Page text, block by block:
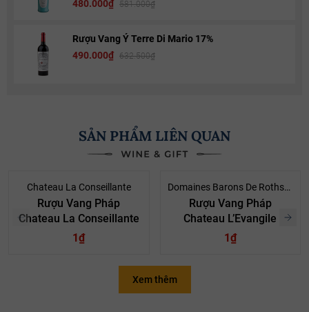
480.000₫ 581.000₫
Rượu Vang Ý Terre Di Mario 17%
490.000₫ 632.500₫
SẢN PHẨM LIÊN QUAN
Chateau La Conseillante
Rượu Vang Pháp
Chateau La Conseillante
1₫
Domaines Barons De Rothschild
Rượu Vang Pháp
Chateau L’Evangile
1₫
Xem thêm